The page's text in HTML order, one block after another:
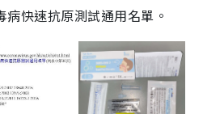
快速抗原測試通用名單。